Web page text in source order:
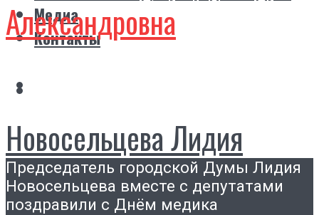
Медиа
Контакты
Александровна
Новосельцева Лидия
Александровна
Председатель городской Думы Лидия
Новосельцева вместе с депутатами
поздравили с Днём медика